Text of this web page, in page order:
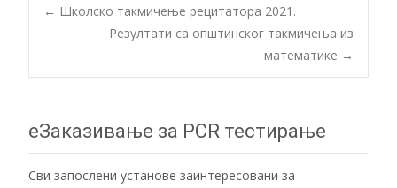
Post
navigation
← Школско такмичење рецитатора 2021.
Резултати са општинског такмичења из
математике →
еЗаказивање за PCR тестирање
Сви запослени установе заинтересовани за